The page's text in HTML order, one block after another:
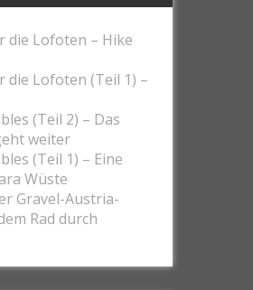
die Lofoten – Hike
die Lofoten (Teil 1) –
(Teil 2) – Das
weiter
(Teil 1) – Eine
Wüste
Gravel-Austria-
Rad durch